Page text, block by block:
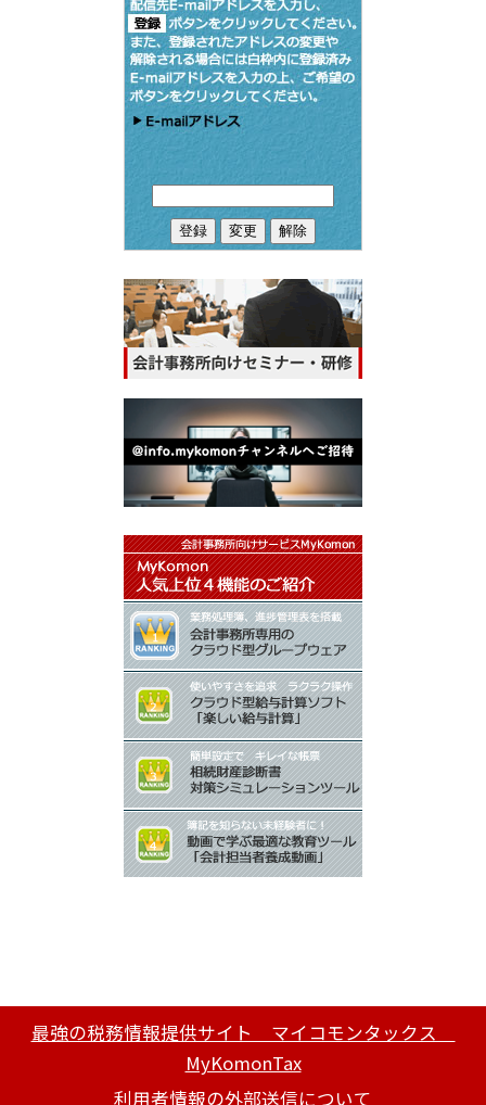
最強の税務情報提供サイト マイコモンタックス
MyKomonTax
利用者情報の外部送信について